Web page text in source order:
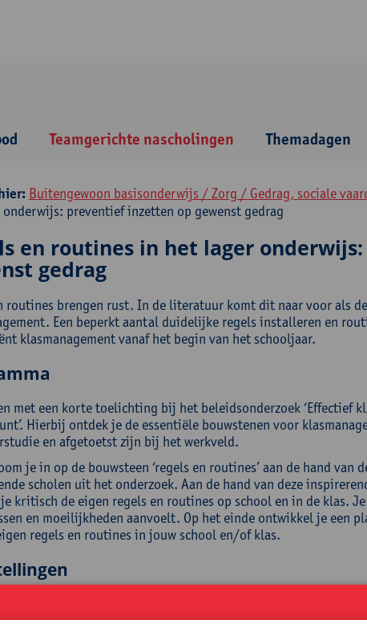
Teamgerichte nascholingen Themadagen
Buitengewoon basisonderwijs / Zorg / Gedrag, sociale
preventief inzetten op gewenst gedrag
en routines in het lager
gedrag
routines brengen rust. In de literatuur komt dit naar voor als
Een beperkt aantal duidelijke regels installeren en
klasmanagement vanaf het begin van het schooljaar.
met een korte toelichting bij het beleidsonderzoek ‘Effectief
Hierbij ontdek je de essentiële bouwstenen voor
en afgetoetst zijn bij het werkveld.
je in op de bouwsteen ‘regels en routines’ aan de hand van
scholen uit het onderzoek. Aan de hand van deze
kritisch de eigen regels en routines op school en in de klas.
en moeilijkheden aanvoelt. Op het einde ontwikkel je een
regels en routines in jouw school en/of klas.
van de nascholing: